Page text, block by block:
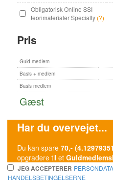
Obligatorisk Online SSI
teorimaterialer Specialty (?)
Pris
Guld medlem
Basis + medlem
Basis medlem
Gæst
Har du overvejet...
Du kan spare 70,-
opgradere til et
JEG ACCEPTERER
HANDELSBETINGELSERNE